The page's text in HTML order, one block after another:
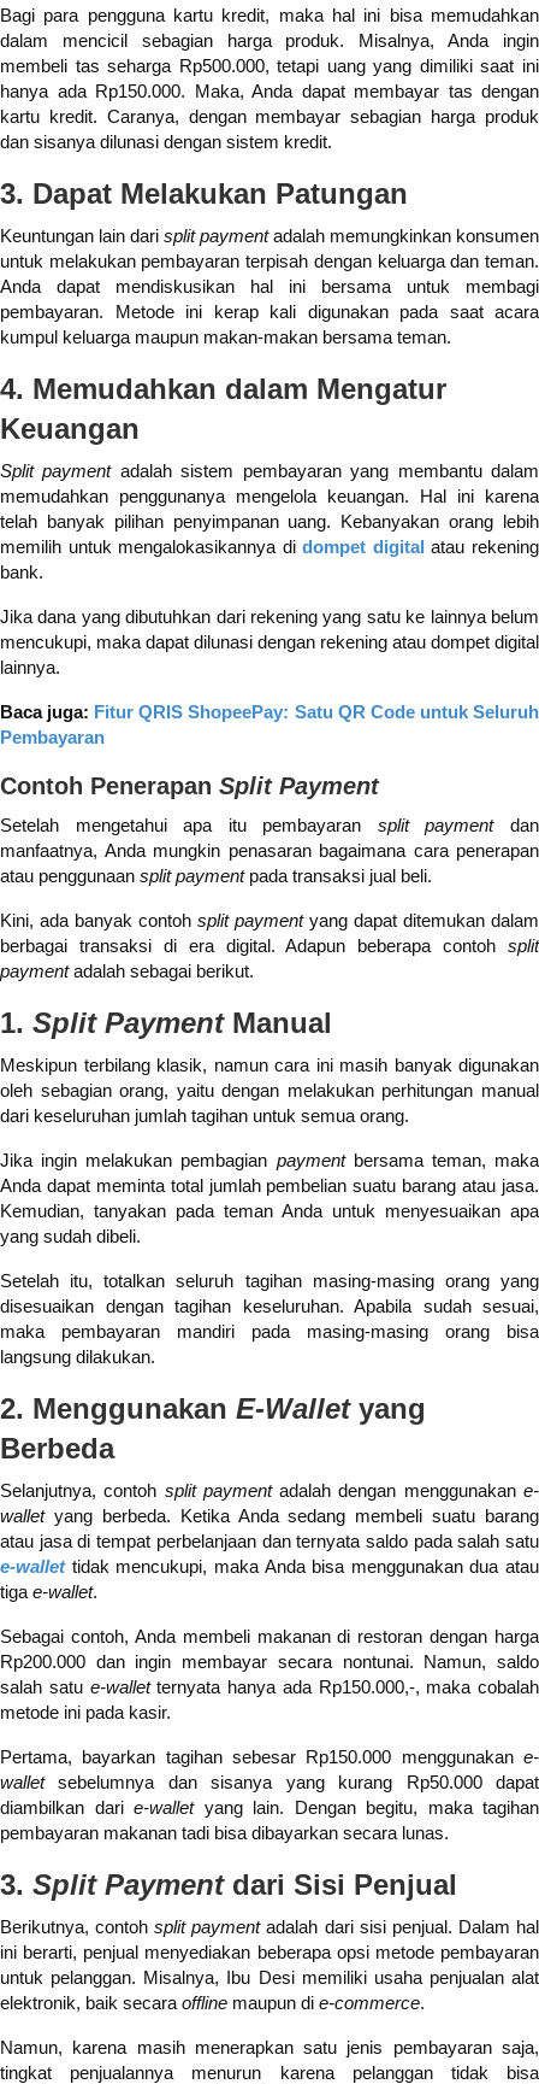
Bagi para pengguna kartu kredit, maka hal ini bisa memudahkan
dalam mencicil sebagian harga produk. Misalnya, Anda ingin
membeli tas seharga Rp500.000, tetapi uang yang dimiliki saat ini
hanya ada Rp150.000. Maka, Anda dapat membayar tas dengan
kartu kredit. Caranya, dengan membayar sebagian harga produk
dan sisanya dilunasi dengan sistem kredit.
3. Dapat Melakukan Patungan
Keuntungan lain dari split paymentadalah memungkinkan konsumen
untuk melakukan pembayaran terpisah dengan keluarga dan teman.
Anda dapat mendiskusikan hal ini bersama untuk membagi
pembayaran. Metode ini kerap kali digunakan pada saat acara
kumpul keluarga maupun makan-makan bersama teman.
4. Memudahkan dalam Mengatur
Keuangan
Split payment adalah sistem pembayaran yang membantu dalam
memudahkan penggunanya mengelola keuangan. Hal ini karena
telah banyak pilihan penyimpanan uang. Kebanyakan orang lebih
memilih untuk mengalokasikannya didompet digital atau rekening
bank.
Jika dana yang dibutuhkan dari rekening yang satu ke lainnya belum
mencukupi, maka dapat dilunasi dengan rekening atau dompet digital
lainnya.
Baca juga: Fitur QRIS ShopeePay: Satu QR Code untuk Seluruh
Pembayaran
Contoh Penerapan Split Payment
Setelah mengetahui apa itu pembayaran split paymentdan
manfaatnya, Anda mungkin penasaran bagaimana cara penerapan
atau penggunaan split paymentpada transaksi jual beli.
Kini, ada banyak contoh split payment yang dapat ditemukan dalam
berbagai transaksi di era digital. Adapun beberapa contoh split
paymentadalah sebagai berikut.
1. Split Payment Manual
Meskipun terbilang klasik, namun cara ini masih banyak digunakan
oleh sebagian orang, yaitu dengan melakukan perhitungan manual
dari keseluruhan jumlah tagihan untuk semua orang.
Jika ingin melakukan pembagian payment bersama teman, maka
Anda dapat meminta total jumlah pembelian suatu barang atau jasa.
Kemudian, tanyakan pada teman Anda untuk menyesuaikan apa
yang sudah dibeli.
Setelah itu, totalkan seluruh tagihan masing-masing orang yang
disesuaikan dengan tagihan keseluruhan. Apabila sudah sesuai,
maka pembayaran mandiri pada masing-masing orang bisa
langsung dilakukan.
2. Menggunakan E-Wallet yang
Berbeda
Selanjutnya, contoh split paymentadalah dengan menggunakane-
walletyang berbeda. Ketika Anda sedang membeli suatu barang
atau jasa di tempat perbelanjaan dan ternyata saldo pada salah satu
e-wallet tidak mencukupi, maka Anda bisa menggunakan dua atau
tiga e-wallet.
Sebagai contoh, Anda membeli makanan di restoran dengan harga
Rp200.000 dan ingin membayar secara nontunai. Namun, saldo
salah satu e-walletternyata hanya ada Rp150.000,-, maka cobalah
metode ini pada kasir.
Pertama, bayarkan tagihan sebesar Rp150.000 menggunakan e-
walletsebelumnya dan sisanya yang kurang Rp50.000 dapat
diambilkan dari e-wallet yang lain. Dengan begitu, maka tagihan
pembayaran makanan tadi bisa dibayarkan secara lunas.
3. Split Payment dari Sisi Penjual
Berikutnya, contohsplit paymentadalah dari sisi penjual. Dalam hal
ini berarti, penjual menyediakan beberapa opsi metode pembayaran
untuk pelanggan. Misalnya, Ibu Desi memiliki usaha penjualan alat
elektronik, baik secara offline maupun di e-commerce.
Namun, karena masih menerapkan satu jenis pembayaran saja,
tingkat penjualannya menurun karena pelanggan tidak bisa